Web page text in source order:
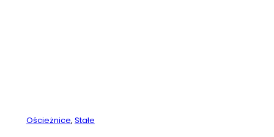
Ościeżnice, Stałe